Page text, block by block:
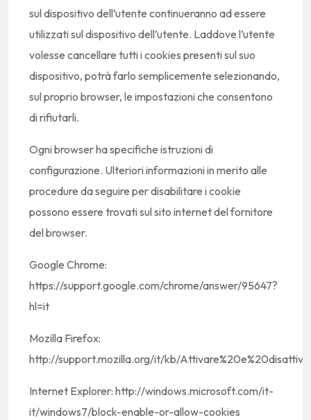
sul dispositivo dell’utente continueranno ad essere
utilizzati sul dispositivo dell’utente. Laddove l’utente
volesse cancellare tutti i cookies presenti sul suo
dispositivo, potrà farlo semplicemente selezionando,
sul proprio browser, le impostazioni che consentono
di rifiutarli.
Ogni browser ha specifiche istruzioni di
configurazione. Ulteriori informazioni in merito alle
procedure da seguire per disabilitare i cookie
possono essere trovati sul sito internet del fornitore
del browser.
Google Chrome:
https://support.google.com/chrome/answer/95647?
hl=it
Mozilla Firefox:
http://support.mozilla.org/it/kb/
Internet Explorer: http://windows.microsoft.com/it-
it/windows7/block-enable-or-allow-cookies